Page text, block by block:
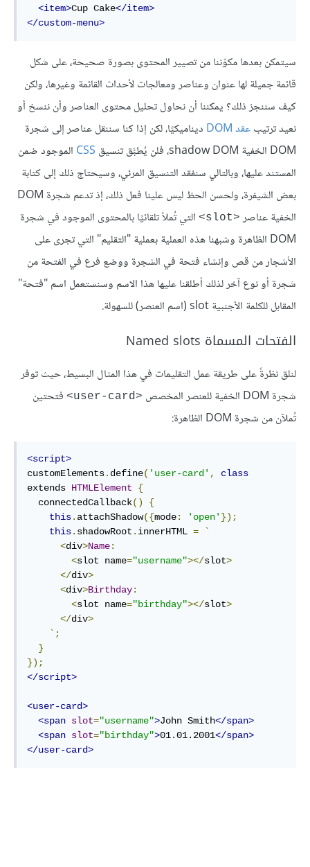
<item>Cup Cake</item>
</custom-menu>
سيتمكن بعدها مكوّننا من تصيير المحتوى بصورة صحيحة، على شكل
قائمة جميلة لها عنوان وعناصر ومعالجات لأحداث القائمة وغيرها، ولكن
كيف سننجز ذلك؟ يمكننا أن نحاول تحليل محتوى العناصر وأن ننسخ أو
نعيد ترتيبعقد DOM
ديناميكيًا، لكن إذا كنا سننقل عناصر إلى شجرة
DOM الخفية shadow DOM، فلن يُطبَّق تنسيق
CSS الموجود ضمن
المستند عليها، وبالتالي سنفقد التنسيق المرئي، وسيحتاج ذلك إلى كتابة
بعض الشيفرة، ولحسن الحظ ليس علينا فعل ذلك، إذ تدعم شجرة DOM
الخفية عناصر <slot>
التي تُملأ تلقائيًا بالمحتوى الموجود في شجرة
DOM الظاهرة وشبهنا هذه العملية بعملية "التقليم" التي تجرى على
الأشجار من قص وإنشاء فتحة في الشجرة ووضع فرع في الفتحة من
شجرة أو نوع آخر لذلك أطلقنا عليها هذا الاسم وسنستعمل اسم "فتحة"
المقابل للكلمة الأجنبية slot (اسم العنصر) للسهولة.
الفتحات المسماة Named slots
لنلق نظرةً على طريقة عمل التقليمات في هذا المثال البسيط، حيث توفر
شجرة DOM الخفية للعنصر المخصص
<user-card>
فتحتين
تُملآن من شجرة DOM الظاهرة:
<script>
customElements. define( 'user-card' ,
class
extends HTMLElement
{
  connectedCallback
()
{
this. attachShadow({mode: 'open' });
this. shadowRoot . innerHTML =
`
<div>Name:
<slot name="username"></slot>
</div>
<div>Birthday:
<slot name="birthday"></slot>
</div>
`;
}
});
</script>
<user-card>
<span slot="username">John Smith</span>
<span slot="birthday">01.01.2001</span>
</user-card>